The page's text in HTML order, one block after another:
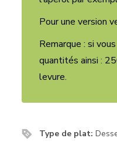
Pour une version
Remarque : si
quantités ainsi :
levure.
Type de plat: